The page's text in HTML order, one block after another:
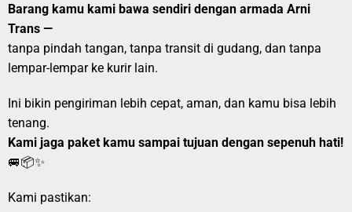
Barang kamu kami bawa sendiri dengan armada Arni
Trans —
tanpa pindah tangan, tanpa transit di gudang, dan tanpa
lempar-lempar ke kurir lain.
Ini bikin pengiriman lebih cepat, aman, dan kamu bisa lebih
tenang.
Kami jaga paket kamu sampai tujuan dengan sepenuh hati!
🚐📦✨
Kami pastikan: